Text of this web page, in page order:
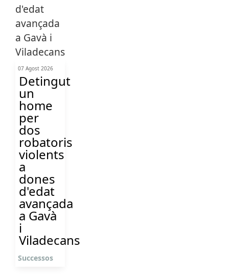
07 Agost 2026
Detingut
un
home
per
dos
robatoris
violents
a
dones
d'edat
avançada
a Gavà
i
Viladecans
Successos